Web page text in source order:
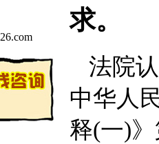
求。
法院
中华人
释(一)》